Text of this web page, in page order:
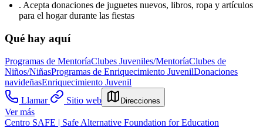
. Acepta donaciones de juguetes nuevos, libros, ropa y artículos
para el hogar durante las fiestas
Qué hay aquí
Programas de MentoríaClubes Juveniles/MentoríaClubes de
Niños/NiñasProgramas de Enriquecimiento JuvenilDonaciones
navideñasEnriquecimiento Juvenil
Llamar
Sitio web Direcciones
Ver más
Centro SAFE | Safe Alternative Foundation for Education